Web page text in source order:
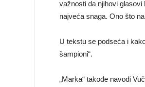
važnosti da njihovi glasovi
najveća snaga. Ono što
U tekstu se podseća i
šampioni“.
„Marka“ takođe navodi